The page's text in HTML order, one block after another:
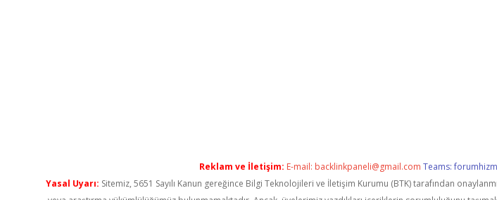
Reklam ve İletişim: E-mail: backlinkpaneli@gmail.com Teams:
Yasal Uyarı: Sitemiz, 5651 Sayılı Kanun gereğince Bilgi Teknolojileri ve İletişim Kurumu (BTK) tarafından